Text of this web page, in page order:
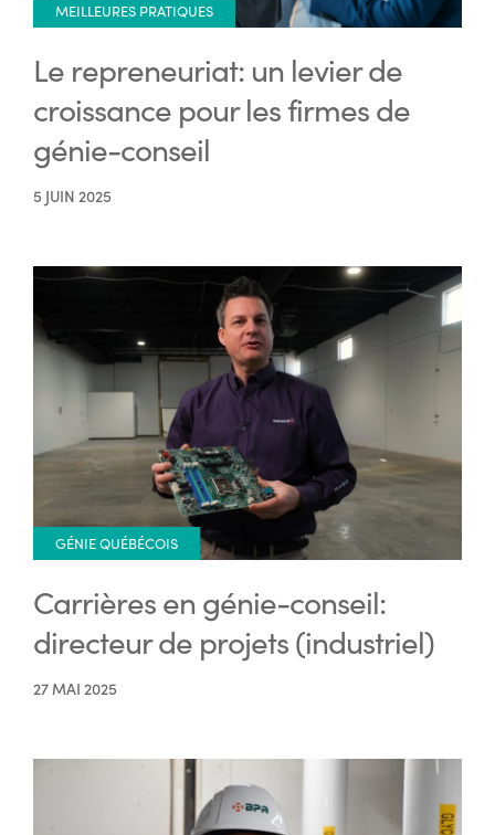
MEILLEURES PRATIQUES
Le repreneuriat: un levier de
croissance pour les firmes de
génie-conseil
5 JUIN 2025
GÉNIE QUÉBÉCOIS
Carrières en génie-conseil:
directeur de projets (industriel)
27 MAI 2025